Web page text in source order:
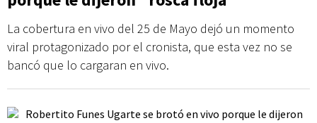
La cobertura en vivo del 25 de Mayo dejó un momento
viral protagonizado por el cronista, que esta vez no se
bancó que lo cargaran en vivo.